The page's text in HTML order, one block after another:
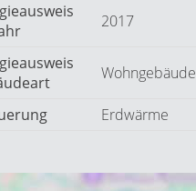
2017
Wohngebäude
Erdwärme